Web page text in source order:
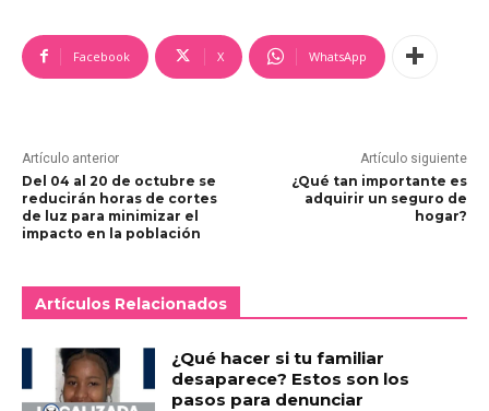
Facebook X WhatsApp
Artículo anterior
Del 04 al 20 de octubre se
reducirán horas de cortes
de luz para minimizar el
impacto en la población
Artículo siguiente
¿Qué tan importante es
adquirir un seguro de
hogar?
Artículos Relacionados
¿Qué hacer si tu familiar
desaparece? Estos son los
pasos para denunciar